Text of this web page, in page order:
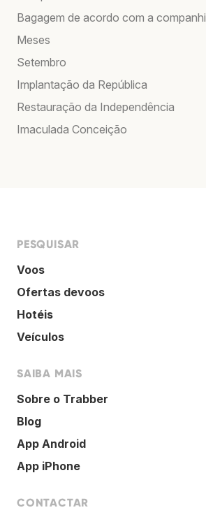
Bagagem de acordo com a
Meses
Setembro
Implantação da República
Restauração da Independência
Imaculada Conceição
PESQUISAR
Voos
Ofertas devoos
Hotéis
Veículos
SAIBA MAIS
Sobre o Trabber
Blog
App Android
App iPhone
CONTACTAR